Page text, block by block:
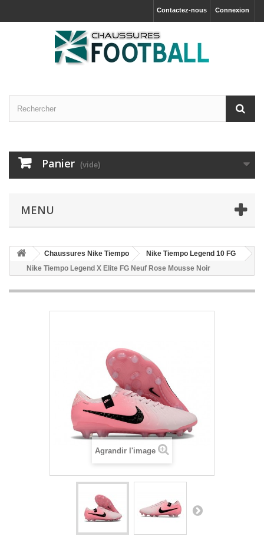
Connexion
Contactez-nous
Panier (vide)
MENU
Chaussures Nike Tiempo
Nike Tiempo Legend 10 FG
Nike Tiempo Legend X Elite FG Neuf Rose Mousse Noir
Agrandir l'image